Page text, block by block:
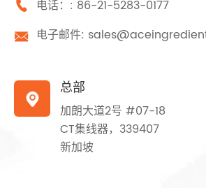
 电话：: 86-21-5283-0177
 电子邮件:

总部
加朗大道2号 #07-18
CT集线器，339407
新加坡